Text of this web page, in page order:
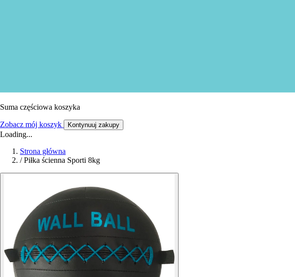
Suma częściowa koszyka
Zobacz mój koszyk Kontynuuj zakupy
Loading...
Strona główna
/ Piłka ścienna Sporti 8kg